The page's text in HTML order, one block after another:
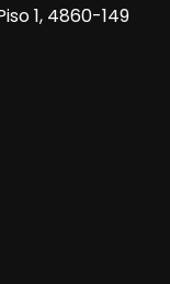
1, 4860-149